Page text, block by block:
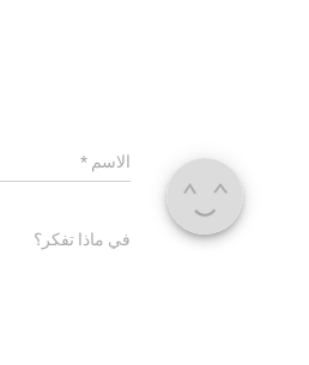
الاسم *
في ماذا تفكر؟